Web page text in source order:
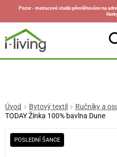
Pozor - matracové studio přestěhováno na
Úvod Bytový textil
Ručníky a
TODAY Žínka 100% bavlna Dune
POSLEDNÍ ŠANCE